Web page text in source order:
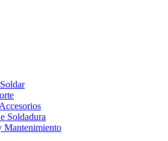
Soldadura
Mantenimiento